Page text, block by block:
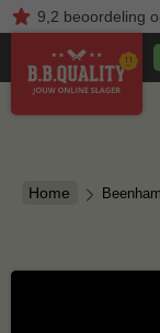
9,2 beoordeling
Home Beenham